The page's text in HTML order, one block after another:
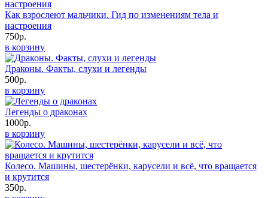
Как взрослеют мальчики. Гид по изменениям тела и
настроения
750р.
в корзину
Драконы. Факты, слухи и легенды
500р.
в корзину
Легенды о драконах
1000р.
в корзину
Колесо. Машины, шестерёнки, карусели и всё, что вращается
и крутится
350р.